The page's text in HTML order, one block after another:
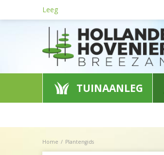
Home Plantengids
Leeg
TUINAANLEG